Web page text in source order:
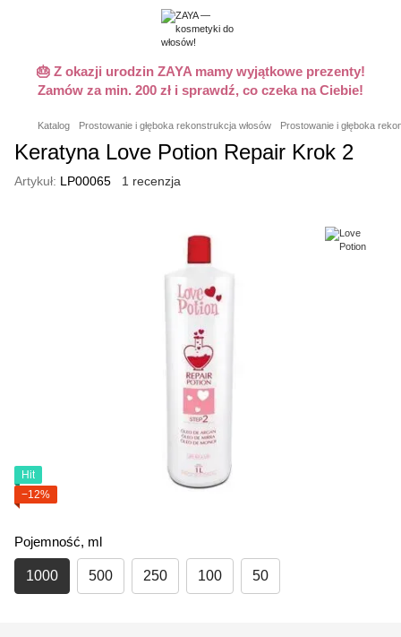
🎂 Z okazji urodzin ZAYA mamy wyjątkowe prezenty!
Zamów za min. 200 zł i sprawdź, co czeka na Ciebie!
Katalog Prostowanie i głęboka rekonstrukcja włosów Prostowanie i głęboka
Keratyna Love Potion Repair Krok 2
Artykuł: LP00065 1 recenzja
Hit
−12%
Pojemność, ml
1000 500 250 100 50